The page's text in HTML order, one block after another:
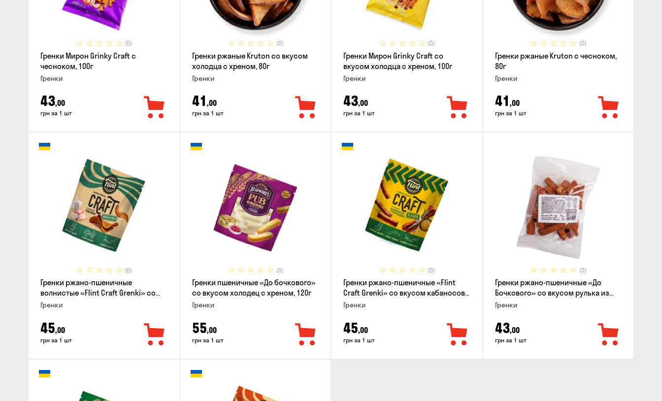
(0)
Гренки Мирон Grinky Craft с
чесноком, 100г
Гренки
43,00
грн за 1 шт
(0)
Гренки ржаные Kruton со вкусом
холодца с хреном, 80г
Гренки
41 ,00
грн за 1 шт
(0)
Гренки Мирон Grinky Craft со
вкусом холодца с хреном, 100г
Гренки
43,00
грн за 1 шт
(0)
Гренки ржаные Kruton с чесноком,
80г
Гренки
41 ,00
грн за 1 шт
(0)
Гренки ржано-пшеничные
волнистые «Flint Craft Grenki» со
вкусом чеснока, 80г
Гренки
45,00
грн за 1 шт
(0)
Гренки пшеничные «До бочкового»
со вкусом холодец с хреном, 120г
Гренки
55,00
грн за 1 шт
(0)
Гренки ржано-пшеничные «Flint
Craft Grenki» со вкусом кабаносов
и горчицы, 80г
Гренки
45,00
грн за 1 шт
(0)
Гренки ржано-пшеничные «До
Бочкового» со вкусом рулька из
печи, 100г
Гренки
43,00
грн за 1 шт